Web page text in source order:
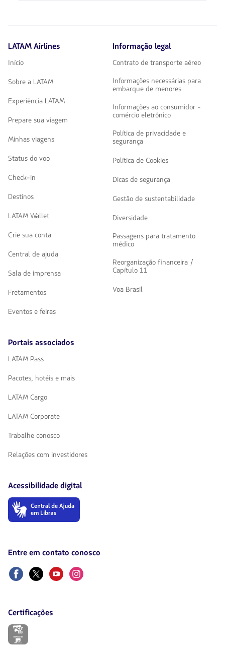
para
LATAM Airlines
Início
Sobre a LATAM
Experiência LATAM
Prepare sua viagem
Minhas viagens
Status do voo
Check-in
Destinos
LATAM Wallet
Crie sua conta
Central de ajuda
Sala de imprensa
Fretamentos
Eventos e feiras
Informação legal
Contrato de transporte aéreo
Informações necessárias para
embarque de menores
Informações ao consumidor -
comércio eletrônico
Política de privacidade e
segurança
Política de Cookies
Dicas de segurança
Gestão de sustentabilidade
Diversidade
Passagens para tratamento
médico
Reorganização financeira /
Capítulo 11
Voa Brasil
Portais associados
LATAM Pass
Pacotes, hotéis e mais
LATAM Cargo
LATAM Corporate
Trabalhe conosco
Relações com investidores
Acessibilidade digital
O
será
nova
aba.
Entre em contato conosco
FacebookTwitterYoutubeInstagram
Certificações
O